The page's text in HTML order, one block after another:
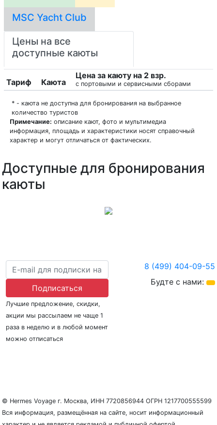
MSC Yacht Club
Цены на все
доступные каюты
Тариф Каюта
Цена за каюту на 2 взр.
с портовыми и сервисными сборами
* - каюта не доступна для бронирования на выбранное
количество туристов
Примечание: описание кают, фото и мультимедиа
информация, площадь и характеристики носят справочный
характер и могут отличаться от фактических.
Доступные для бронирования
каюты
© Hermes Voyage г. Москва, ИНН 7720856944 ОГРН 1217700555599
Вся информация, размещённая на сайте, носит информационный
Подписаться
Лучшие предложение, скидки,
акции мы рассылаем не чаще 1
раза в неделю и в любой момент
можно отписаться
8 (499) 404-09-55
Будте с нами: